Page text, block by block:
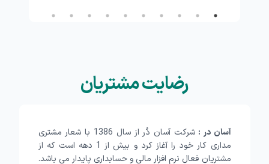
رضایت مشتریان
آسان در :
شرکت آسان دُر از سال 1386 با شعار مشتری
مداری کار خود را آغاز کرد و بیش از 1 دهه است که از
مشتریان فعال نرم افزار مالی و حسابداری پایدار می باشد.